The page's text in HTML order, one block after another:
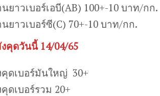
ยาวเบอร์เอบี(AB) 100+-10 บาท/กก.
ยาวเบอร์ซี(C) 70+-10 บาท/กก.
คุดวันนี้ 14/04/65
คุดเบอร์มันใหญ่ 30+
ดเบอร์รวม 20+